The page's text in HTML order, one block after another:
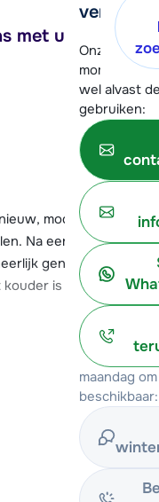
verder!
Onze
moment
wel alvast
gebruiken:
maandag
beschikbaar:
met uitzicht op
modern en luxe
Na een dag in de
genieten op het
is kruip je
vind je het
en heeft voor elke
het kleine dorpje
en restaurants.